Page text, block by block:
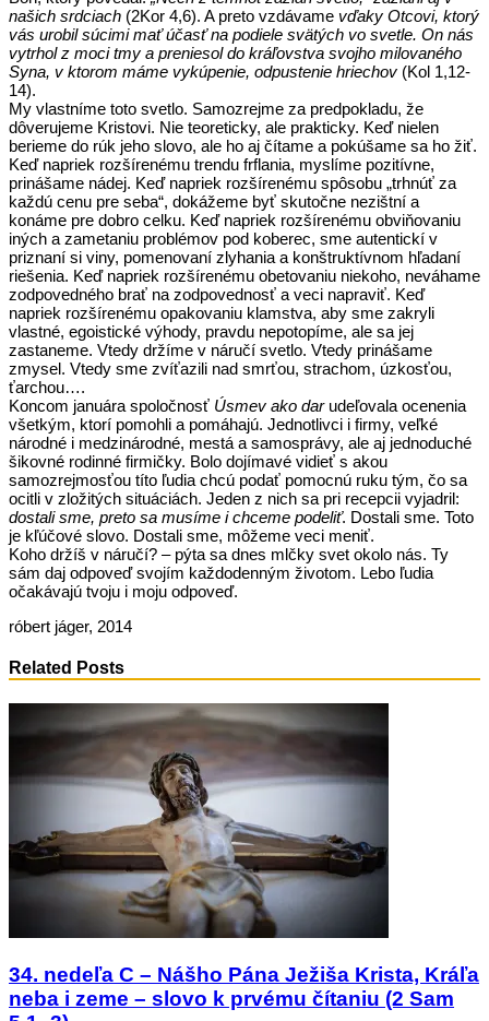
našich srdciach (2Kor 4,6). A preto vzdávame vďaky Otcovi, ktorý
vás urobil súcimi mať účasť na podiele svätých vo svetle. On nás
vytrhol z moci tmy a preniesol do kráľovstva svojho milovaného
Syna, v ktorom máme vykúpenie, odpustenie hriechov (Kol 1,12-
14).
My vlastníme toto svetlo. Samozrejme za predpokladu, že
dôverujeme Kristovi. Nie teoreticky, ale prakticky. Keď nielen
berieme do rúk jeho slovo, ale ho aj čítame a pokúšame sa ho žiť.
Keď napriek rozšírenému trendu frflania, myslíme pozitívne,
prinášame nádej. Keď napriek rozšírenému spôsobu „trhnúť za
každú cenu pre seba“, dokážeme byť skutočne nezištní a
konáme pre dobro celku. Keď napriek rozšírenému obviňovaniu
iných a zametaniu problémov pod koberec, sme autentickí v
priznaní si viny, pomenovaní zlyhania a konštruktívnom hľadaní
riešenia. Keď napriek rozšírenému obetovaniu niekoho, neváhame
zodpovedného brať na zodpovednosť a veci napraviť. Keď
napriek rozšírenému opakovaniu klamstva, aby sme zakryli
vlastné, egoistické výhody, pravdu nepotopíme, ale sa jej
zastaneme. Vtedy držíme v náručí svetlo. Vtedy prinášame
zmysel. Vtedy sme zvíťazili nad smrťou, strachom, úzkosťou,
ťarchou….
Koncom januára spoločnosť Úsmev ako darudeľovala ocenenia
všetkým, ktorí pomohli a pomáhajú. Jednotlivci i firmy, veľké
národné i medzinárodné, mestá a samosprávy, ale aj jednoduché
šikovné rodinné firmičky. Bolo dojímavé vidieť s akou
samozrejmosťou títo ľudia chcú podať pomocnú ruku tým, čo sa
ocitli v zložitých situáciách. Jeden z nich sa pri recepcii vyjadril:
dostali sme, preto sa musíme i chceme podeliť. Dostali sme. Toto
je kľúčové slovo. Dostali sme, môžeme veci meniť.
Koho držíš v náručí? – pýta sa dnes mlčky svet okolo nás. Ty
sám daj odpoveď svojím každodenným životom. Lebo ľudia
očakávajú tvoju i moju odpoveď.
róbert jáger, 2014
Related Posts
34. nedeľa C – Nášho Pána Ježiša Krista, Kráľa
neba i zeme – slovo k prvému čítaniu (2 Sam